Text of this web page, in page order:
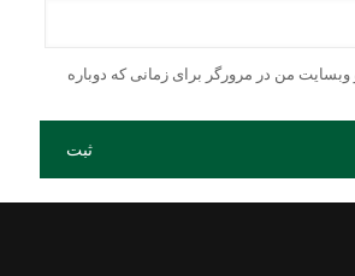
وبسایت من در مرورگر برای زمانی که دوباره